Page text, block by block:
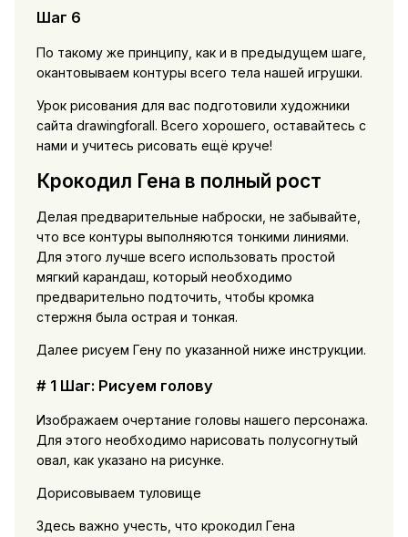
Шаг 6
По такому же принципу, как и в предыдущем шаге,
окантовываем контуры всего тела нашей игрушки.
Урок рисования для вас подготовили художники
сайта drawingforall. Всего хорошего, оставайтесь с
нами и учитесь рисовать ещё круче!
Крокодил Гена в полный рост
Делая предварительные наброски, не забывайте,
что все контуры выполняются тонкими линиями.
Для этого лучше всего использовать простой
мягкий карандаш, который необходимо
предварительно подточить, чтобы кромка
стержня была острая и тонкая.
Далее рисуем Гену по указанной ниже инструкции.
# 1 Шаг: Рисуем голову
Изображаем очертание головы нашего персонажа.
Для этого необходимо нарисовать полусогнутый
овал, как указано на рисунке.
Дорисовываем туловище
Здесь важно учесть, что крокодил Гена